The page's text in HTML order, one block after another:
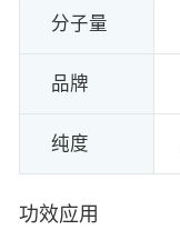
分子量
品牌
纯度
功效应用